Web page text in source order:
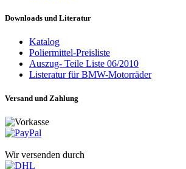
Downloads und Literatur
Katalog
Poliermittel-Preisliste
Auszug- Teile Liste 06/2010
Listeratur für BMW-Motorräder
Versand und Zahlung
Wir versenden durch